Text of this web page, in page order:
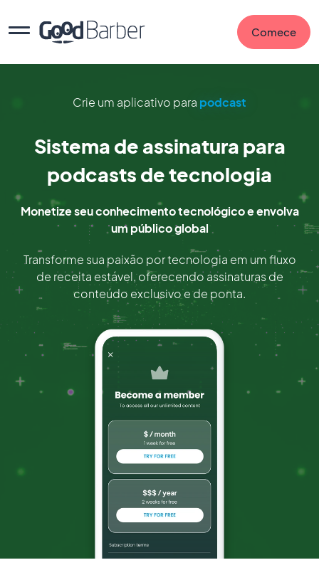
Comece
Crie um aplicativo para podcast
Sistema de assinatura para
podcasts de tecnologia
Monetize seu conhecimento tecnológico e envolva
um público global
Transforme sua paixão por tecnologia em um fluxo
de receita estável, oferecendo assinaturas de
conteúdo exclusivo e de ponta.